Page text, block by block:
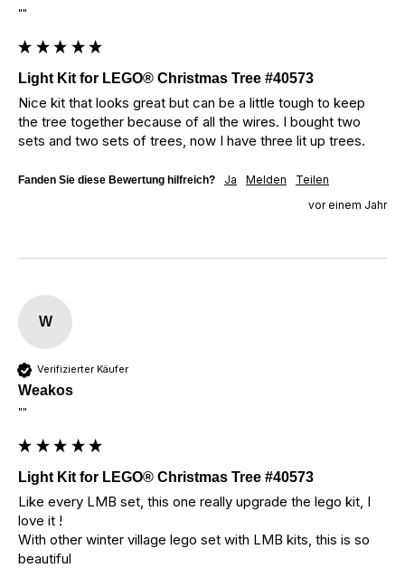
""
Light Kit for LEGO® Christmas Tree #40573
Nice kit that looks great but can be a little tough to keep
the tree together because of all the wires. I bought two
sets and two sets of trees, now I have three lit up trees.
Fanden Sie diese Bewertung hilfreich? Ja Melden
Teilen
vor einem Jahr
W
Verifizierter Käufer
Weakos
""
Light Kit for LEGO® Christmas Tree #40573
Like every LMB set, this one really upgrade the lego kit, I
love it !
With other winter village lego set with LMB kits, this is so
beautiful